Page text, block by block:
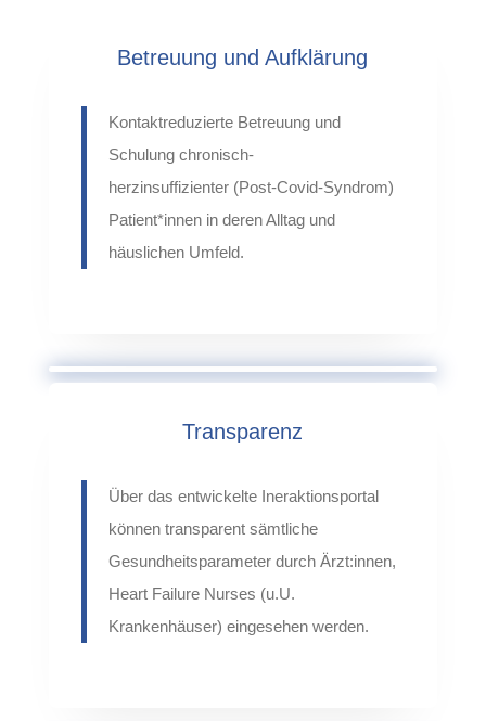
Betreuung und Aufklärung
Kontaktreduzierte Betreuung und
Schulung chronisch-
herzinsuffizienter (Post-Covid-Syndrom)
Patient*innen in deren Alltag und
häuslichen Umfeld.
Transparenz
Über das entwickelte Ineraktionsportal
können transparent sämtliche
Gesundheitsparameter durch Ärzt:innen,
Heart Failure Nurses (u.U.
Krankenhäuser) eingesehen werden.